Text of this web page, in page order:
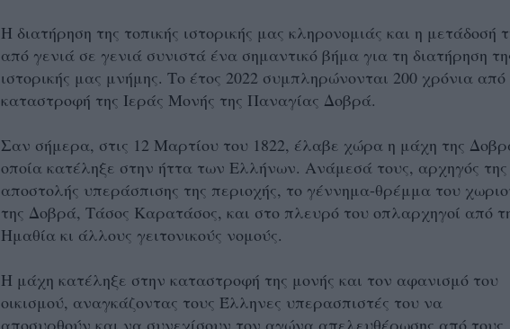
Η διατήρηση της τοπικής ιστορικής μας κληρονομιάς και η μετάδοσή
από γενιά σε γενιά συνιστά ένα σημαντικό βήμα για τη διατήρηση
ιστορικής μας μνήμης. Το έτος 2022 συμπληρώνονται 200 χρόνια από
καταστροφή της Ιεράς Μονής της Παναγίας Δοβρά.
Σαν σήμερα, στις 12 Μαρτίου του 1822, έλαβε χώρα η μάχη της
οποία κατέληξε στην ήττα των Ελλήνων. Ανάμεσά τους, αρχηγός της
αποστολής υπεράσπισης της περιοχής, το γέννημα-θρέμμα του
της Δοβρά, Τάσος Καρατάσος, και στο πλευρό του οπλαρχηγοί από
Ημαθία κι άλλους γειτονικούς νομούς.
Η μάχη κατέληξε στην καταστροφή της μονής και τον αφανισμό του
οικισμού, αναγκάζοντας τους Έλληνες υπερασπιστές του να